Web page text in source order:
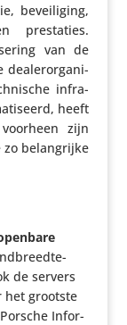
bevei­li­ging,
pres­ta­ties.
van de
deale­ror­ga­ni­
infra­
heeft
zijn
zo belang­rijke
de servers
het grootste
Infor­